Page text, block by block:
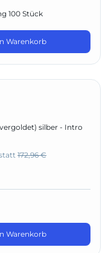
100 Stück
Warenkorb
silber - Intro
172,96 €
Warenkorb